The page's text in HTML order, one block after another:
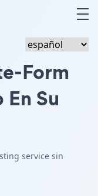
Form
Su
service sin